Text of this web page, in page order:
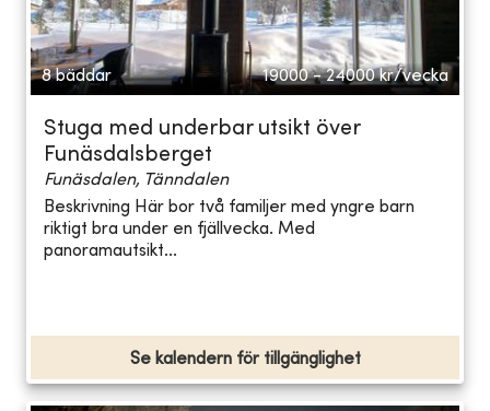
8 bäddar 19000 - 24000 kr/vecka
Stuga med underbar utsikt över
Funäsdalsberget
Funäsdalen, Tänndalen
Beskrivning Här bor två familjer med yngre barn
riktigt bra under en fjällvecka. Med
panoramautsikt...
Se kalendern för tillgänglighet